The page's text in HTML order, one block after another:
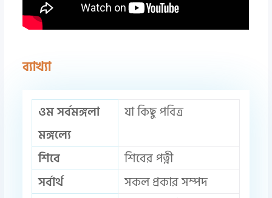
ব্যাখ্যা
ওম সর্বমঙ্গলা
মঙ্গল্যে
যা কিছু পবিত্র
শিবে
শিবের পত্নী
সর্বার্থ
সকল প্রকার সম্পদ